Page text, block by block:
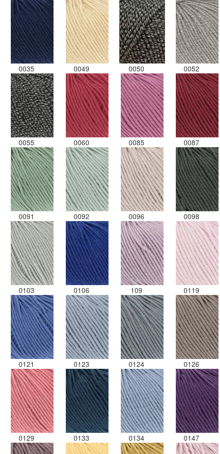
0035 0049 0050 0052
0055 0060 0085 0087
0091 0092 0096 0098
0103 0106 109 0119
0121 0123 0124 0126
0129 0133 0134 0147